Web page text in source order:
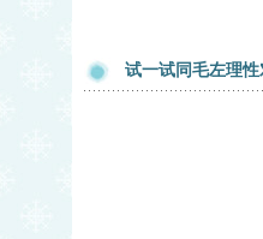
试一试同毛左理